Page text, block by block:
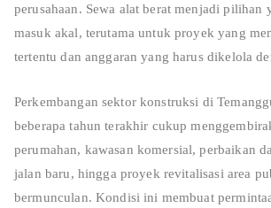
perusahaan. Sewa alat berat menjadi pilihan
masuk akal, terutama untuk proyek yang
tertentu dan anggaran yang harus dikelola
Perkembangan sektor konstruksi di
beberapa tahun terakhir cukup
perumahan, kawasan komersial, perbaikan
jalan baru, hingga proyek revitalisasi area
bermunculan. Kondisi ini membuat